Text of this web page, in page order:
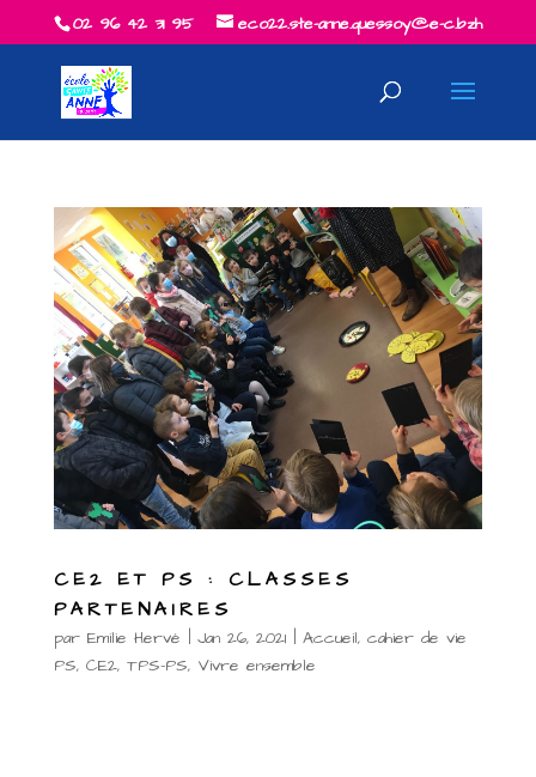
02 96 42 31 95 eco22.ste-anne.quessoy@e-c.bzh
CE2 ET PS : CLASSES
PARTENAIRES
par Emilie Hervé Jan 26, 2021| Accueil, cahier de vie
PS, CE2, TPS-PS, Vivre ensemble